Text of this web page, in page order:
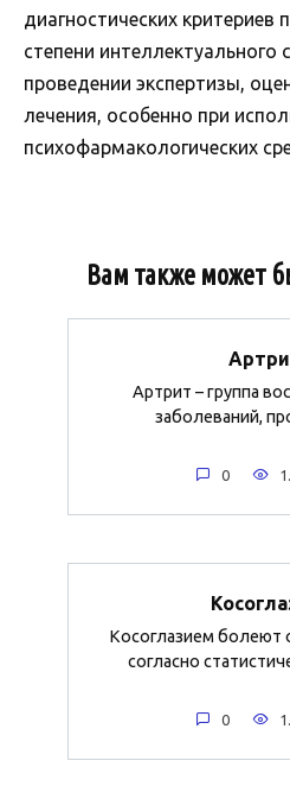
диагностических критериев
степени интеллектуального
проведении экспертизы,
лечения, особенно при
психофармакологических
Вам также может
Артрит – группа
заболеваний,
0
Косоглазием болеют
согласно
0